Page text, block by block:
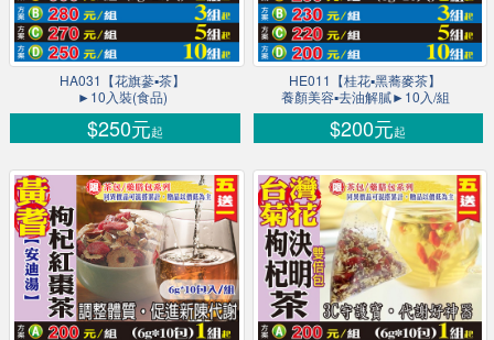
HA031【花旗蔘▪茶】
►10入裝(食品)
$250元起
HE011【桂花▪黑蕎麥茶】
養顏美容▪去油解膩►10入/組
$200元起